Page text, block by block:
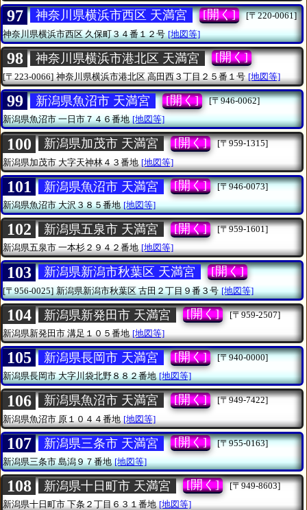
97 神奈川県横浜市西区 天満宮 [開く]
[〒220-0061]
神奈川県横浜市西区久保町３４番１２号 [地図等]
98 神奈川県横浜市港北区 天満宮 [開く]
[〒223-0066] 神奈川県横浜市港北区高田西３丁目２５番１号 [地図等]
99 新潟県魚沼市 天満宮 [開く]
[〒946-0062]
新潟県魚沼市一日市７４６番地 [地図等]
100 新潟県加茂市 天満宮 [開く]
[〒959-1315]
新潟県加茂市 大字天神林４３番地 [地図等]
101 新潟県魚沼市 天満宮 [開く]
[〒946-0073]
新潟県魚沼市大沢３８５番地 [地図等]
102 新潟県五泉市 天満宮 [開く]
[〒959-1601]
新潟県五泉市一本杉２９４２番地 [地図等]
103 新潟県新潟市秋葉区 天満宮 [開く]
[〒956-0025] 新潟県新潟市秋葉区古田２丁目９番３号 [地図等]
104 新潟県新発田市 天満宮 [開く]
[〒959-2507]
新潟県新発田市溝足１０５番地 [地図等]
105 新潟県長岡市 天満宮 [開く]
[〒940-0000]
新潟県長岡市大字川袋北野８８２番地 [地図等]
106 新潟県魚沼市 天満宮 [開く]
[〒949-7422]
新潟県魚沼市 原１０４４番地 [地図等]
107 新潟県三条市 天満宮 [開く]
[〒955-0163]
新潟県三条市島潟９７番地 [地図等]
108 新潟県十日町市 天満宮 [開く]
[〒949-8603]
新潟県十日町市下条２丁目６３１番地 [地図等]